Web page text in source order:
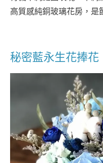
高質感純銅玻璃花房，是
秘密藍永生花捧花